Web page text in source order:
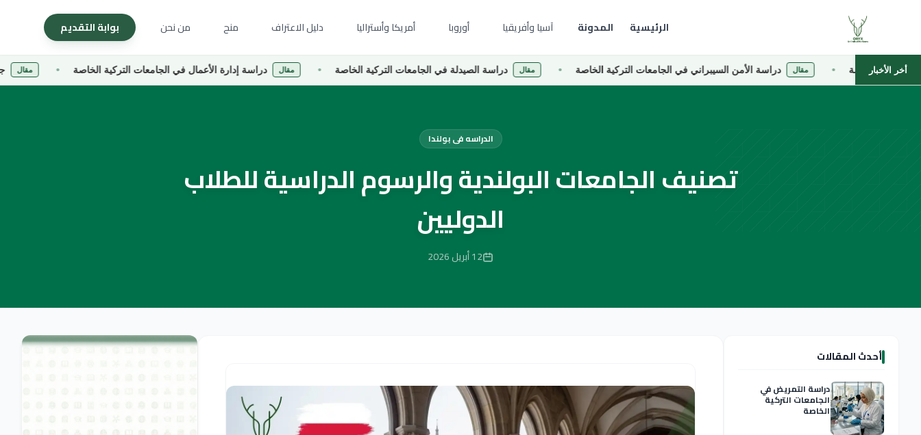
الرئيسية المدونة آسيا وأفريقيا أوروبا أمريكا وأستراليا دليل الاعتراف منح من نحن بوابة التقديم
أخر الأخبار مقال دراسة الأمن السيبراني في الجامعات التركية الخاصة مقال دراسة الصيدلة في الجامعات التركية الخاصة مقال دراسة إدارة الأعمال في الجامعات التركية الخاصة مقال جامعة
الدراسه فى بولندا
تصنيف الجامعات البولندية والرسوم الدراسية للطلاب
الدوليين
12 أبريل 2026
أحدث المقالات
دراسة التمريض في
الجامعات التركية
الخاصة